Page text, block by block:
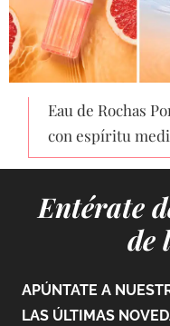
Eau de Rochas
con espíritu
Entérate
de
APÚNTATE A
LAS ÚLTIMAS